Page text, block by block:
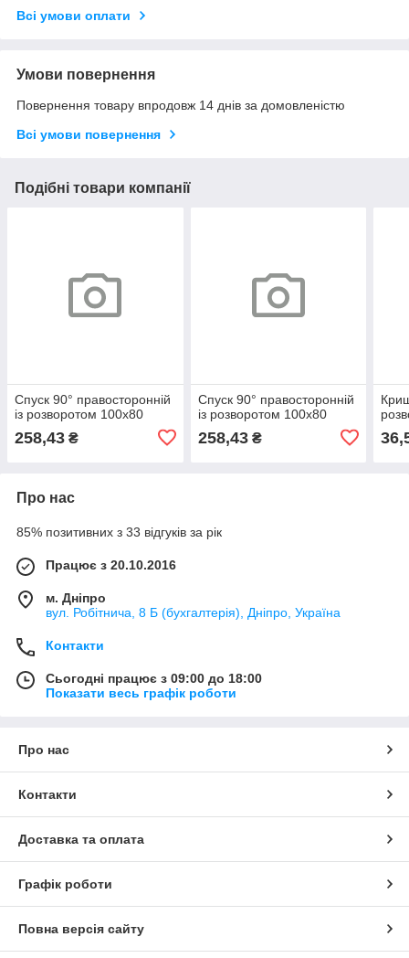
Всі умови оплати
Умови повернення
Повернення товару впродовж 14 днів за домовленістю
Всі умови повернення
Подібні товари компанії
Спуск 90° правосторонній
із розворотом 100х80
258,43 ₴
Спуск 90° правосторонній
із розворотом 100х80
258,43₴
Про нас
85% позитивних з 33 відгуків за рік
Працює з 20.10.2016
м. Дніпро
вул. Робітнича, 8 Б (бухгалтерія), Дніпро, Україна
Контакти
Сьогодні працює з 09:00 до 18:00
Показати весь графік роботи
Про нас
Контакти
Доставка та оплата
Графік роботи
Повна версія сайту